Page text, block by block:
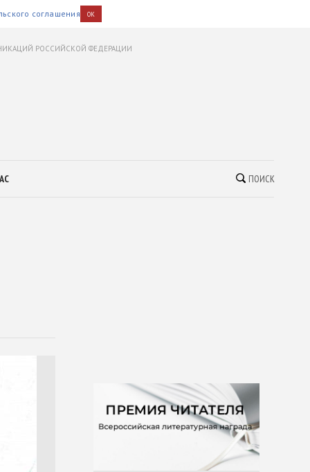
соглашения OK
РОССИЙСКОЙ ФЕДЕРАЦИИ
ПОИСК